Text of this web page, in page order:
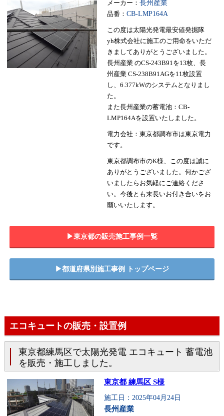
メーカー： 長州産業
品番： CB-LMP164A
この度は太陽光発電最安値発掘隊
yh株式会社に施工のご用命をいただ
きましてありがとうございました。
長州産業 のCS-243B91を13枚、長
州産業 CS-238B91AGを11枚設置
し、6.377kWのシステムとなりまし
た。
また長州産業の蓄電池：CB-
LMP164Aを設置いたしました。
電力会社：東京都調布市は東京電力
です。
東京都調布市のK様、この度は誠に
ありがとうございました。何かござ
いましたらお気軽にご連絡くださ
い。今後とも末長いお付き合いをお
願いいたします。
▶︎東京都の販売施工事例一覧
▶︎都道府県別施工事例 トップページ
エコキュートの販売・設置例
東京都練馬区で太陽光発電 エコキュート 蓄電池
を販売・施工しました。
東京都 練馬区 S様
施工日：2025年04月24日
長州産業